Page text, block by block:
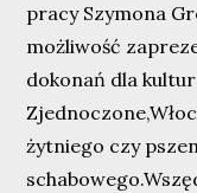
pracy Szymona
możliwość
dokonań dla
żytniego czy